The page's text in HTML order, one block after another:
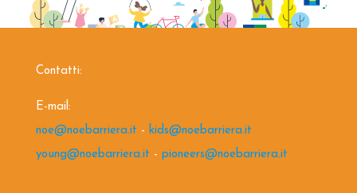
Contatti:
E-mail:
noe@noebarriera.it - kids@noebarriera.it
young@noebarriera.it - pioneers@noebarriera.it